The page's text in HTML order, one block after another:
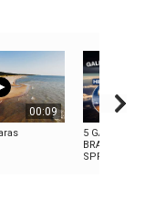
00:09
5
SPROGIMAI